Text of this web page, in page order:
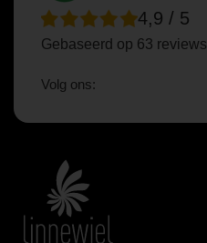
4,9 / 5
Gebaseerd op 63 reviews
Volg ons: